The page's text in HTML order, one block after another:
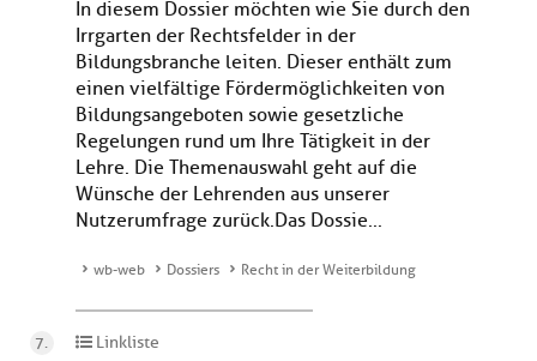
In diesem Dossier möchten wie Sie durch den
Irrgarten der Rechtsfelder in der
Bildungsbranche leiten. Dieser enthält zum
einen vielfältige Fördermöglichkeiten von
Bildungsangeboten sowie gesetzliche
Regelungen rund um Ihre Tätigkeit in der
Lehre. Die Themenauswahl geht auf die
Wünsche der Lehrenden aus unserer
Nutzerumfrage zurück.Das Dossie...
wb-web Dossiers Recht in der Weiterbildung
Linkliste